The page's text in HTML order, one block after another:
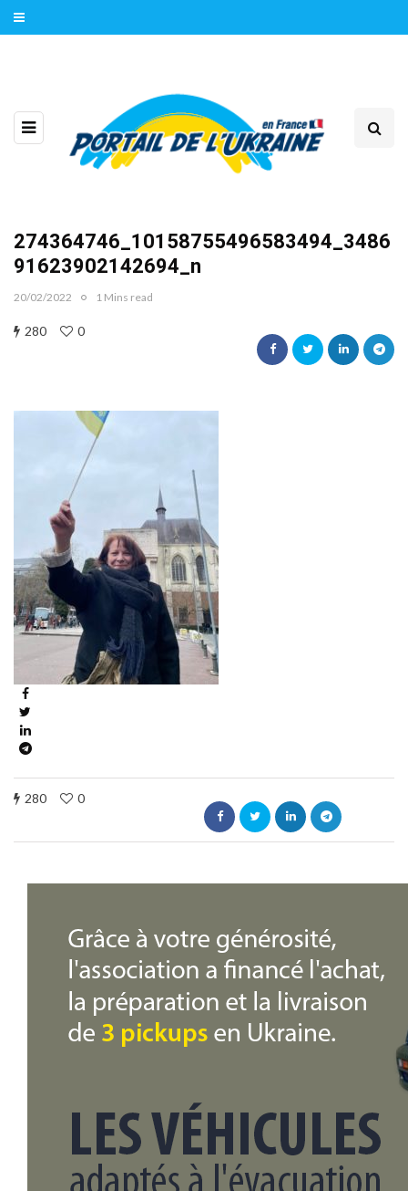
274364746_10158755496583494_3486
91623902142694_n
20/02/2022 1 Mins read
280 0
280 0